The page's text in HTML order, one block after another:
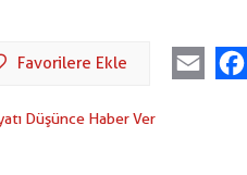
Favorilere Ekle Email
Düşünce Haber Ver